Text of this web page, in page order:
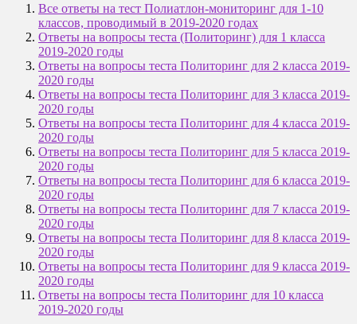
Все ответы на тест Полиатлон-мониторинг для 1-10
классов, проводимый в 2019-2020 годах
Ответы на вопросы теста (Политоринг) для 1 класса
2019-2020 годы
Ответы на вопросы теста Политоринг для 2 класса 2019-
2020 годы
Ответы на вопросы теста Политоринг для 3 класса 2019-
2020 годы
Ответы на вопросы теста Политоринг для 4 класса 2019-
2020 годы
Ответы на вопросы теста Политоринг для 5 класса 2019-
2020 годы
Ответы на вопросы теста Политоринг для 6 класса 2019-
2020 годы
Ответы на вопросы теста Политоринг для 7 класса 2019-
2020 годы
Ответы на вопросы теста Политоринг для 8 класса 2019-
2020 годы
Ответы на вопросы теста Политоринг для 9 класса 2019-
2020 годы
Ответы на вопросы теста Политоринг для 10 класса
2019-2020 годы